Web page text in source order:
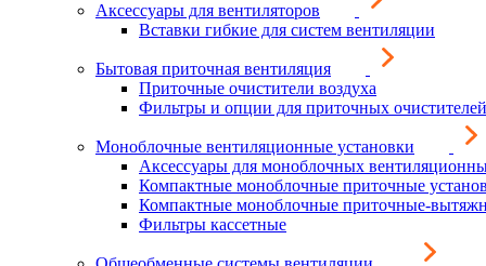
Аксессуары для вентиляторов
Вставки гибкие для систем вентиляции
Бытовая приточная вентиляция
Приточные очистители воздуха
Фильтры и опции для приточных
Моноблочные вентиляционные установки
Аксессуары для моноблочных
Компактные моноблочные приточные
Компактные моноблочные приточные-
Фильтры кассетные